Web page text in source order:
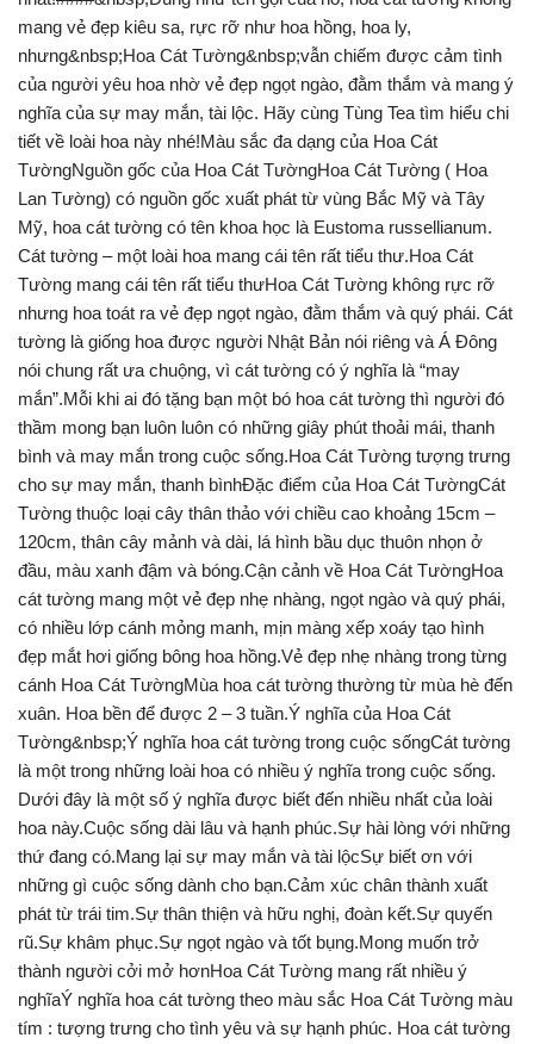
mang vẻ đẹp kiêu sa, rực rỡ như hoa hồng, hoa ly,
nhưng&nbsp;Hoa Cát Tường&nbsp;vẫn chiếm được cảm tình
của người yêu hoa nhờ vẻ đẹp ngọt ngào, đằm thắm và mang ý
nghĩa của sự may mắn, tài lộc. Hãy cùng Tùng Tea tìm hiểu chi
tiết về loài hoa này nhé!Màu sắc đa dạng của Hoa Cát
TườngNguồn gốc của Hoa Cát TườngHoa Cát Tường ( Hoa
Lan Tường) có nguồn gốc xuất phát từ vùng Bắc Mỹ và Tây
Mỹ, hoa cát tường có tên khoa học là Eustoma russellianum.
Cát tường – một loài hoa mang cái tên rất tiểu thư.Hoa Cát
Tường mang cái tên rất tiểu thưHoa Cát Tường không rực rỡ
nhưng hoa toát ra vẻ đẹp ngọt ngào, đằm thắm và quý phái. Cát
tường là giống hoa được người Nhật Bản nói riêng và Á Đông
nói chung rất ưa chuộng, vì cát tường có ý nghĩa là “may
mắn”.Mỗi khi ai đó tặng bạn một bó hoa cát tường thì người đó
thầm mong bạn luôn luôn có những giây phút thoải mái, thanh
bình và may mắn trong cuộc sống.Hoa Cát Tường tượng trưng
cho sự may mắn, thanh bìnhĐặc điểm của Hoa Cát TườngCát
Tường thuộc loại cây thân thảo với chiều cao khoảng 15cm –
120cm, thân cây mảnh và dài, lá hình bầu dục thuôn nhọn ở
đầu, màu xanh đậm và bóng.Cận cảnh về Hoa Cát TườngHoa
cát tường mang một vẻ đẹp nhẹ nhàng, ngọt ngào và quý phái,
có nhiều lớp cánh mỏng manh, mịn màng xếp xoáy tạo hình
đẹp mắt hơi giống bông hoa hồng.Vẻ đẹp nhẹ nhàng trong từng
cánh Hoa Cát TườngMùa hoa cát tường thường từ mùa hè đến
xuân. Hoa bền để được 2 – 3 tuần.Ý nghĩa của Hoa Cát
Tường&nbsp;Ý nghĩa hoa cát tường trong cuộc sốngCát tường
là một trong những loài hoa có nhiều ý nghĩa trong cuộc sống.
Dưới đây là một số ý nghĩa được biết đến nhiều nhất của loài
hoa này.Cuộc sống dài lâu và hạnh phúc.Sự hài lòng với những
thứ đang có.Mang lại sự may mắn và tài lộcSự biết ơn với
những gì cuộc sống dành cho bạn.Cảm xúc chân thành xuất
phát từ trái tim.Sự thân thiện và hữu nghị, đoàn kết.Sự quyến
rũ.Sự khâm phục.Sự ngọt ngào và tốt bụng.Mong muốn trở
thành người cởi mở hơnHoa Cát Tường mang rất nhiều ý
nghĩaÝ nghĩa hoa cát tường theo màu sắc Hoa Cát Tường màu
tím : tượng trưng cho tình yêu và sự hạnh phúc. Hoa cát tường